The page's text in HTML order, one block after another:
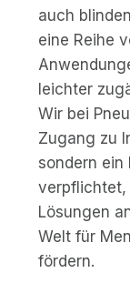
auch
eine Reihe
leichter
Wir bei
Zugang zu
sondern ein
verpflichtet,
Lösungen
Welt für
fördern.